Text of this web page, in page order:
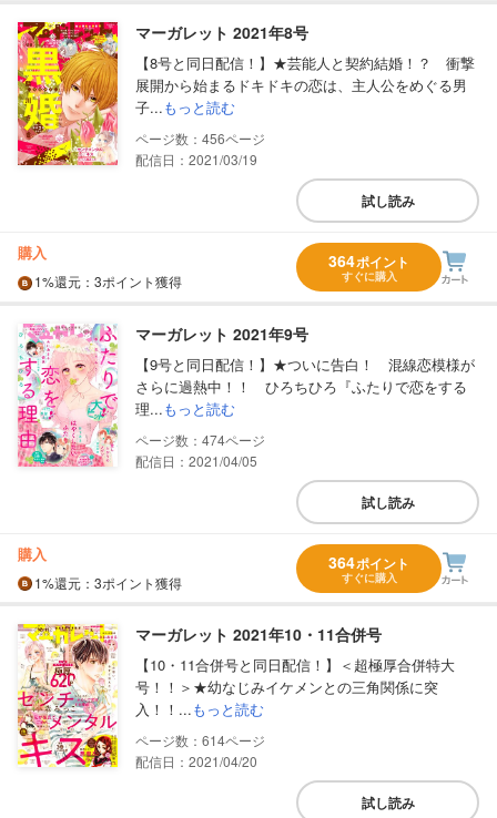
マーガレット 2021年8号
【8号と同日配信！】★芸能人と契約結婚！？ 衝撃
展開から始まるドキドキの恋は、主人公をめぐる男
子...もっと読む
456
配信日：2021/03/19
試し読み
購入
1%還元 ：3ポイント獲得
364ポイント
すぐに購入
マーガレット 2021年9号
【9号と同日配信！】★ついに告白！ 混線恋模様が
さらに過熱中！！ ひろちひろ『ふたりで恋をする
理...もっと読む
474
配信日：2021/04/05
試し読み
購入
1%還元 ：3ポイント獲得
364ポイント
すぐに購入
マーガレット 2021年10・11合併号
【10・11合併号と同日配信！】＜超極厚合併特大
号！！＞★幼なじみイケメンとの三角関係に突
入！！...もっと読む
614
配信日：2021/04/20
試し読み